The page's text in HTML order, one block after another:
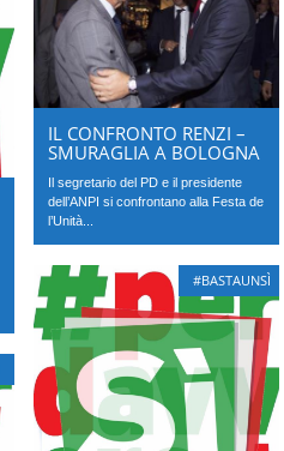
IL CONFRONTO RENZI –
SMURAGLIA A BOLOGNA
Il segretario del PD e il presidente
dell’ANPI si confrontano alla Festa de
l’Unità...
#BASTAUNSÌ